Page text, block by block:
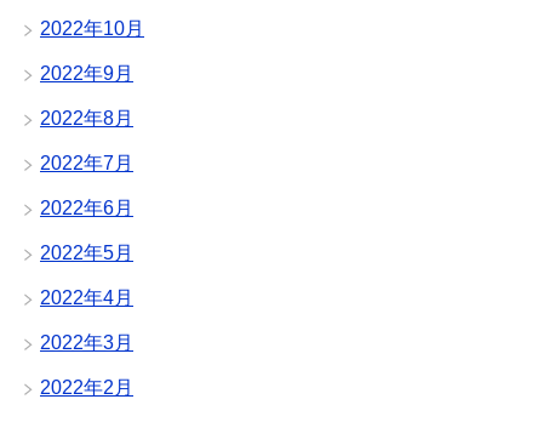
2022年10月
2022年9月
2022年8月
2022年7月
2022年6月
2022年5月
2022年4月
2022年3月
2022年2月